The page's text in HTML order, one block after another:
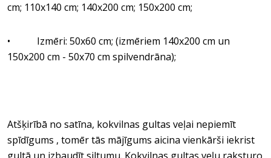
cm; 110x140 cm; 140x200 cm; 150x200 cm;
• Izmēri: 50x60 cm; (izmēriem 140x200 cm un
150x200 cm - 50x70 cm spilvendrāna);
Atšķirībā no satīna, kokvilnas gultas veļai nepiemīt
spīdīgums , tomēr tās mājīgums aicina vienkārši iekrist